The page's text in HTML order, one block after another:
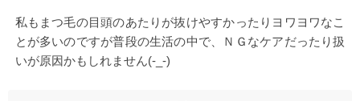
私もまつ毛の目頭のあたりが抜けやすかったりヨワヨワなこ
とが多いのですが普段の生活の中で、ＮＧなケアだったり扱
いが原因かもしれません(-_-)